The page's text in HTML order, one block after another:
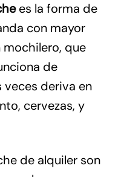
es la forma de
con mayor
mochilero, que
de
veces deriva en
cervezas, y
de alquiler son